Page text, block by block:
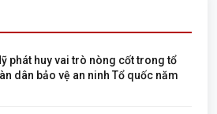
phát huy vai trò nòng cốt trong tổ
dân bảo vệ an ninh Tổ quốc năm